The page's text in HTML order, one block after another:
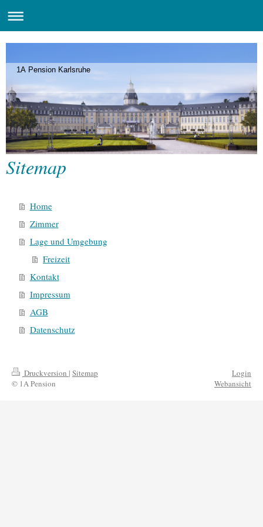
1A Pension Karlsruhe
Sitemap
Home
Zimmer
Lage und Umgebung
Freizeit
Kontakt
Impressum
AGB
Datenschutz
Druckversion | Sitemap
© 1A Pension
Login
Webansicht